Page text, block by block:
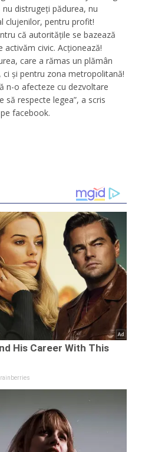
nu distrugeți pădurea, nu
clujenilor, pentru profit!
că autoritățile se bazează
activăm civic. Acționează!
care a rămas un plămân
și pentru zona metropolitană!
n-o afecteze cu dezvoltare
să respecte legea”, a scris
facebook.